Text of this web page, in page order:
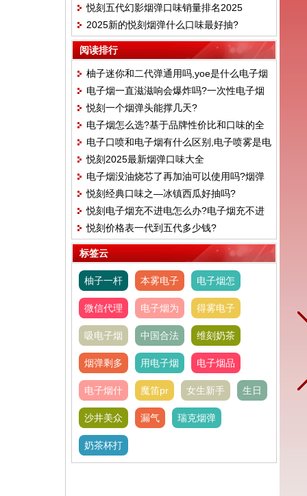
悦刻五代幻影烟弹口味销量排名2025
2025新的悦刻烟弹什么口味最好抽?
阅读排行
柚子迷你和二代弹通用吗,yoe是什么电子烟
电子烟一直滋滋响会爆炸吗?一次性电子烟
会爆炸吗
悦刻一个烟弹头能撑几天?
电子烟怎么选?基于品牌性价比和口味的全
面评测！
电子口喷和电子烟有什么区别,电子喷雾是电
子烟吗
悦刻2025最新烟弹口味大全
电子烟没油烧芯了再加油可以使用吗?烟弹
打孔注油可靠吗
悦刻经典口味之—冰镇西瓜好抽吗?
悦刻电子烟充不进电怎么办?电子烟充不进
去电怎么回事
悦刻价格表一代到五代多少钱?
标签云
柚子一杆 本雾电子 电子烟怎
微信代理 电子烟为 得雾电子
吸电子烟 中国合法 维刻奶茶
烟弹剩多 用电子烟 电子烟品
电子烟什 魔笛pr 女生新手 生日
沙井美众 漏气 瑞克烟弹
奶茶杯打